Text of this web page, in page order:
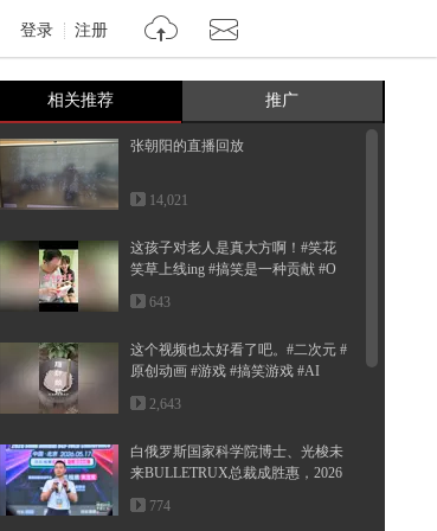
登录 注册
相关推荐 推广
张朝阳的直播回放
14,021
这孩子对老人是真大方啊！#笑花
笑草上线ing #搞笑是一种贡献 #O
MG...
643
这个视频也太好看了吧。#二次元 #
原创动画 #游戏 #搞笑游戏 #AI
2,643
白俄罗斯国家科学院博士、光梭未
来BULLETRUX总裁成胜惠，2026
搜狐...
774